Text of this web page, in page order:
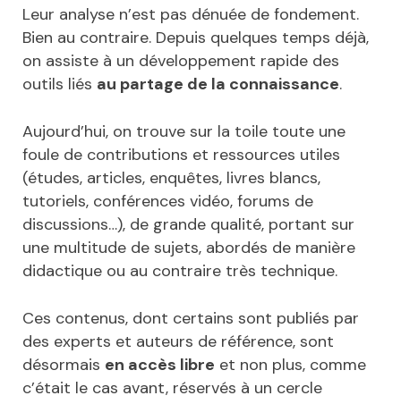
Leur analyse n’est pas dénuée de fondement.
Bien au contraire. Depuis quelques temps déjà,
on assiste à un développement rapide des
outils liés au partage de la connaissance.
Aujourd’hui, on trouve sur la toile toute une
foule de contributions et ressources utiles
(études, articles, enquêtes, livres blancs,
tutoriels, conférences vidéo, forums de
discussions…), de grande qualité, portant sur
une multitude de sujets, abordés de manière
didactique ou au contraire très technique.
Ces contenus, dont certains sont publiés par
des experts et auteurs de référence, sont
désormais en accès libre et non plus, comme
c’était le cas avant, réservés à un cercle